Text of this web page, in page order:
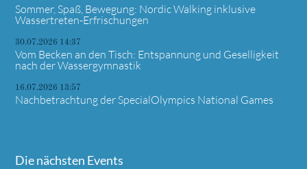
Sommer, Spaß, Bewegung: Nordic Walking inklusive
Wassertreten-Erfrischungen
30.07.2026 14:37
Vom Becken an den Tisch: Entspannung und Geselligkeit
nach der Wassergymnastik
16.07.2026 13:57
Nachbetrachtung der SpecialOlympics National Games
Die nächsten Events